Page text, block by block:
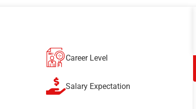
Career Level
Salary Expectation